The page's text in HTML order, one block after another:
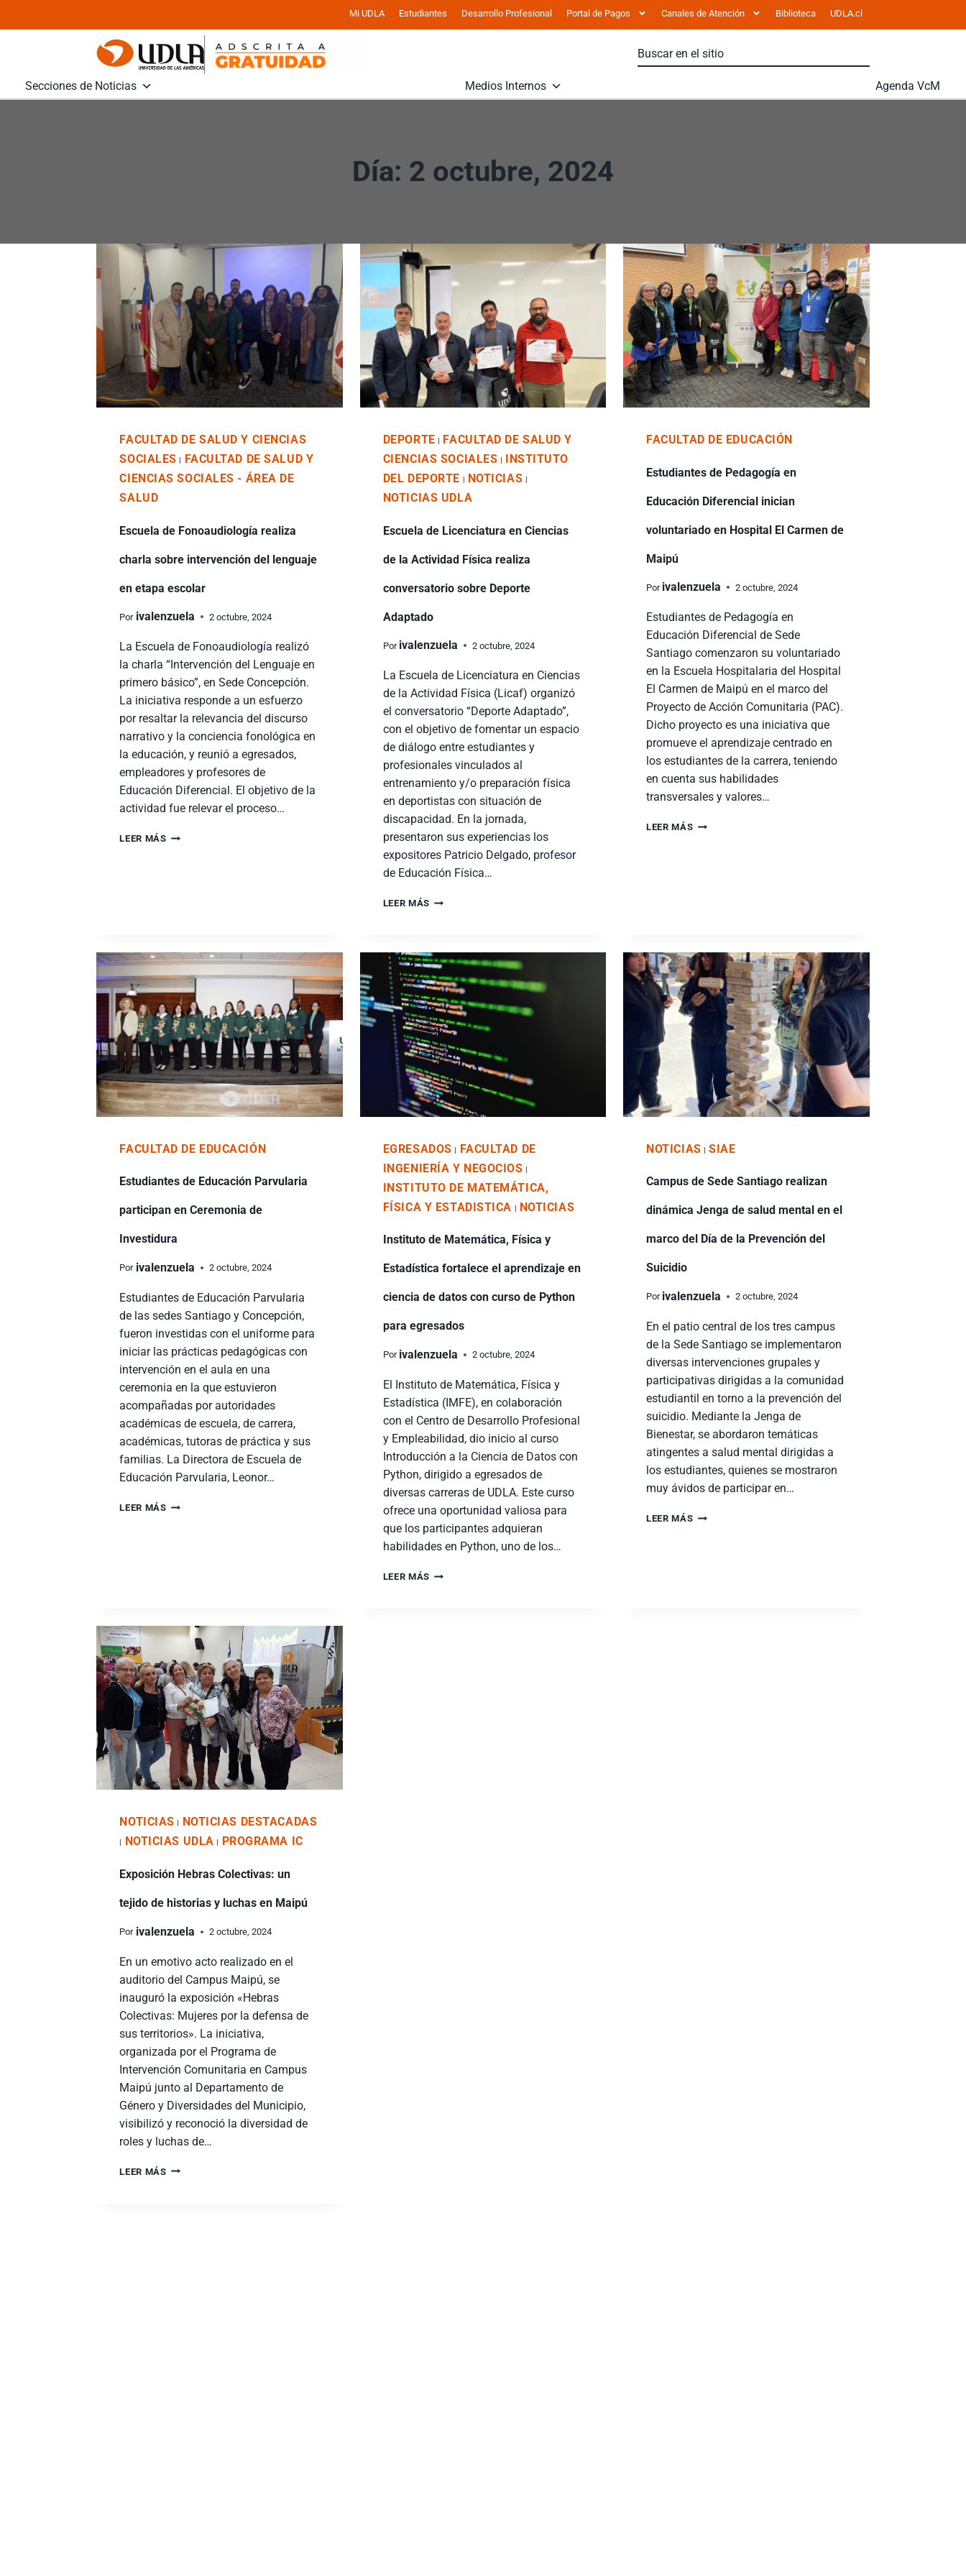
Mi UDLA Estudiantes Desarrollo Profesional Portal de Pagos Canales de Atención Biblioteca UDLA.cl
Secciones de Noticias Medios Internos Agenda VcM
Día: 2 octubre, 2024
FACULTAD DE SALUD Y CIENCIAS
SOCIALES | FACULTAD DE SALUD Y
CIENCIAS SOCIALES - ÁREA DE
SALUD
Escuela de Fonoaudiología realiza
charla sobre intervención del lenguaje
en etapa escolar
Por ivalenzuela 2 octubre, 2024
La Escuela de Fonoaudiología realizó
la charla “Intervención del Lenguaje en
primero básico”, en Sede Concepción.
La iniciativa responde a un esfuerzo
por resaltar la relevancia del discurso
narrativo y la conciencia fonológica en
la educación, y reunió a egresados,
empleadores y profesores de
Educación Diferencial. El objetivo de la
actividad fue relevar el proceso…
LEER MÁS
DEPORTE | FACULTAD DE SALUD Y
CIENCIAS SOCIALES | INSTITUTO
DEL DEPORTE | NOTICIAS |
NOTICIAS UDLA
Escuela de Licenciatura en Ciencias
de la Actividad Física realiza
conversatorio sobre Deporte
Adaptado
Por ivalenzuela 2 octubre, 2024
La Escuela de Licenciatura en Ciencias
de la Actividad Física (Licaf) organizó
el conversatorio “Deporte Adaptado”,
con el objetivo de fomentar un espacio
de diálogo entre estudiantes y
profesionales vinculados al
entrenamiento y/o preparación física
en deportistas con situación de
discapacidad. En la jornada,
presentaron sus experiencias los
expositores Patricio Delgado, profesor
de Educación Física…
LEER MÁS
FACULTAD DE EDUCACIÓN
Estudiantes de Pedagogía en
Educación Diferencial inician
voluntariado en Hospital El Carmen de
Maipú
Por ivalenzuela 2 octubre, 2024
Estudiantes de Pedagogía en
Educación Diferencial de Sede
Santiago comenzaron su voluntariado
en la Escuela Hospitalaria del Hospital
El Carmen de Maipú en el marco del
Proyecto de Acción Comunitaria (PAC).
Dicho proyecto es una iniciativa que
promueve el aprendizaje centrado en
los estudiantes de la carrera, teniendo
en cuenta sus habilidades
transversales y valores…
LEER MÁS
FACULTAD DE EDUCACIÓN
Estudiantes de Educación Parvularia
participan en Ceremonia de
Investidura
Por ivalenzuela 2 octubre, 2024
Estudiantes de Educación Parvularia
de las sedes Santiago y Concepción,
fueron investidas con el uniforme para
iniciar las prácticas pedagógicas con
intervención en el aula en una
ceremonia en la que estuvieron
acompañadas por autoridades
académicas de escuela, de carrera,
académicas, tutoras de práctica y sus
familias. La Directora de Escuela de
Educación Parvularia, Leonor…
LEER MÁS
EGRESADOS | FACULTAD DE
INGENIERÍA Y NEGOCIOS |
INSTITUTO DE MATEMÁTICA,
FÍSICA Y ESTADISTICA | NOTICIAS
Instituto de Matemática, Física y
Estadística fortalece el aprendizaje en
ciencia de datos con curso de Python
para egresados
Por ivalenzuela 2 octubre, 2024
El Instituto de Matemática, Física y
Estadística (IMFE), en colaboración
con el Centro de Desarrollo Profesional
y Empleabilidad, dio inicio al curso
Introducción a la Ciencia de Datos con
Python, dirigido a egresados de
diversas carreras de UDLA. Este curso
ofrece una oportunidad valiosa para
que los participantes adquieran
habilidades en Python, uno de los…
LEER MÁS
NOTICIAS |SIAE
Campus de Sede Santiago realizan
dinámica Jenga de salud mental en el
marco del Día de la Prevención del
Suicidio
Por ivalenzuela 2 octubre, 2024
En el patio central de los tres campus
de la Sede Santiago se implementaron
diversas intervenciones grupales y
participativas dirigidas a la comunidad
estudiantil en torno a la prevención del
suicidio. Mediante la Jenga de
Bienestar, se abordaron temáticas
atingentes a salud mental dirigidas a
los estudiantes, quienes se mostraron
muy ávidos de participar en…
LEER MÁS
NOTICIAS NOTICIAS DESTACADAS
NOTICIAS UDLA PROGRAMA IC
Exposición Hebras Colectivas: un
tejido de historias y luchas en Maipú
Por ivalenzuela 2 octubre, 2024
En un emotivo acto realizado en el
auditorio del Campus Maipú, se
inauguró la exposición «Hebras
Colectivas: Mujeres por la defensa de
sus territorios». La iniciativa,
organizada por el Programa de
Intervención Comunitaria en Campus
Maipú junto al Departamento de
Género y Diversidades del Municipio,
visibilizó y reconoció la diversidad de
roles y luchas de…
LEER MÁS